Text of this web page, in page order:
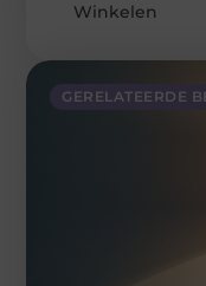
GERELATEERDE
Winkelen